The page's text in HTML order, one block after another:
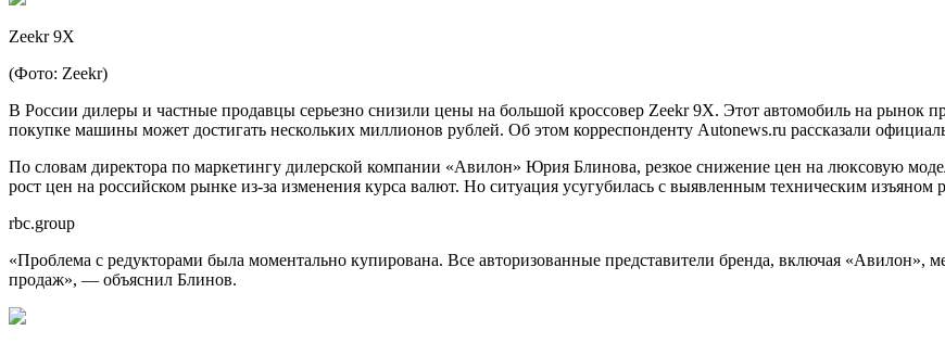
Zeekr 9X
(Фото: Zeekr)
В России дилеры и частные продавцы серьезно снизили цены на большой кроссовер Zeekr 9X. Этот автомобиль на рынок
покупке машины может достигать нескольких миллионов рублей. Об этом корреспонденту Autonews.ru рассказали
По словам директора по маркетингу дилерской компании «Авилон» Юрия Блинова, резкое снижение цен на люксовую
рост цен на российском рынке из-за изменения курса валют. Но ситуация усугубилась с выявленным техническим изъяном
rbc.group
«Проблема с редукторами была моментально купирована. Все авторизованные представители бренда, включая «Авилон»,
продаж», — объяснил Блинов.